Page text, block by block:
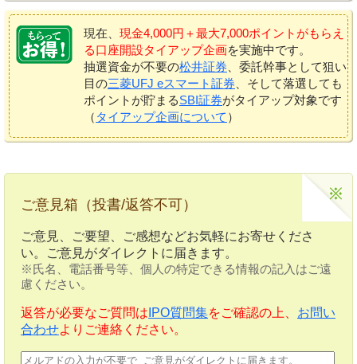
現在、 現金4,000円＋最大7,000ポイントがもらえ
る口座開設タイアップ企画を実施中です。
抽選資金が不要の松井証券 、委託幹事として狙い
目の三菱UFJ eスマート証券 、そして落選しても
ポイントが貯まるSBI証券がタイアップ対象です
（ タイアップ企画について ）
ご意見箱（投書/返答不可）
ご意見、ご要望、ご感想などお気軽にお寄せくださ
い。ご意見がダイレクトに届きます。
※氏名、電話番号等、個人の特定できる情報の記入はご遠
慮ください。
返答が必要なご質問は IPO質問集をご確認の上、 お問い
合わせよりご連絡ください。